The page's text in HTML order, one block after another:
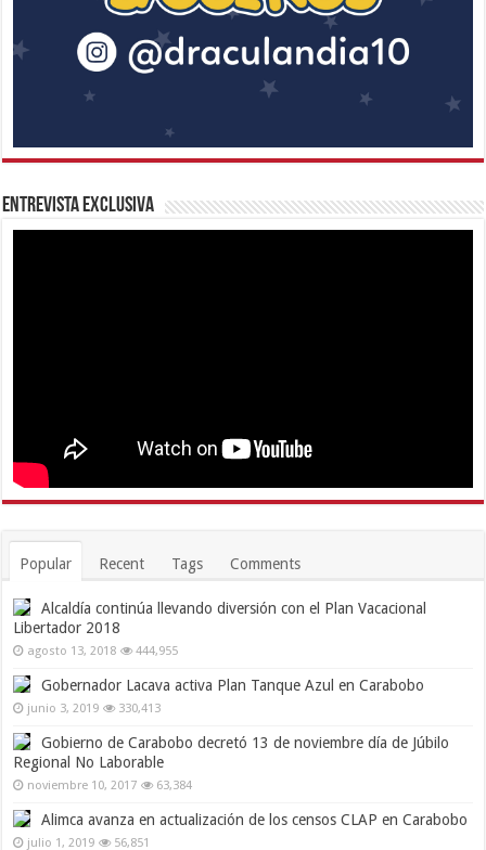
Entrevista Exclusiva
Popular Recent Tags Comments
Alcaldía continúa llevando diversión con el Plan Vacacional
Libertador 2018
agosto 13, 2018 444,955
Gobernador Lacava activa Plan Tanque Azul en Carabobo
junio 3, 2019 330,413
Gobierno de Carabobo decretó 13 de noviembre día de Júbilo
Regional No Laborable
noviembre 10, 2017 63,384
Alimca avanza en actualización de los censos CLAP en Carabobo
julio 1, 2019 56,851